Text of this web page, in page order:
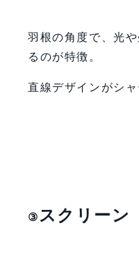
羽根の角度で、光
るのが特徴。
直線デザインがシ
③スクリーン